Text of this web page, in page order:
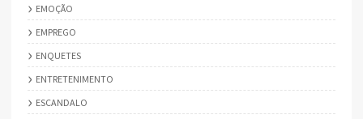
EMOÇÃO
EMPREGO
ENQUETES
ENTRETENIMENTO
ESCANDALO